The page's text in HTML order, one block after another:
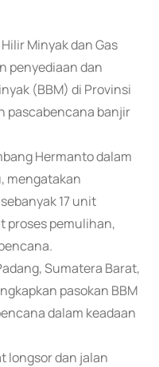
Minyak dan Gas
penyediaan dan
(BBM) di Provinsi
pascabencana banjir
Hermanto dalam
mengatakan
17 unit
proses pemulihan,
Sumatera Barat,
pasokan BBM
dalam keadaan
longsor dan jalan